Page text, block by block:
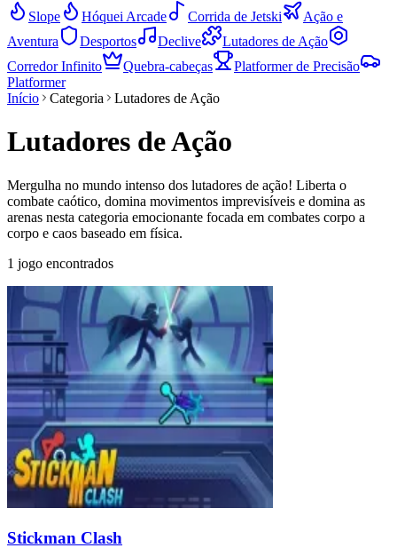
Slope
Hóquei Arcade Corrida de Jetski
Ação e
Aventura
Desportos Declive
Lutadores de Ação
Corredor Infinito
Quebra-cabeças
Platformer de Precisão
Platformer
Início
Categoria Lutadores de Ação
Lutadores de Ação
Mergulha no mundo intenso dos lutadores de ação! Liberta o
combate caótico, domina movimentos imprevisíveis e domina as
arenas nesta categoria emocionante focada em combates corpo a
corpo e caos baseado em física.
1 jogo encontrados
Stickman Clash